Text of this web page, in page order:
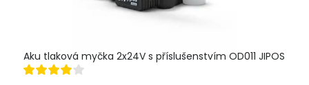
Aku tlaková myčka 2x24V s příslušenstvím OD011 JIPOS